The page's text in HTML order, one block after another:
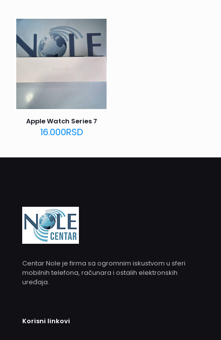
Apple Watch Series 7
16.000RSD
Centar Nole je firma sa ogromnim iskustvom u sferi
mobilnih telefona, računara i ostalih elektronskih
uređaja.
Korisni linkovi